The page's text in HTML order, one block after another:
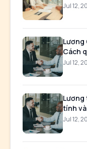
Jul 12,
Lương
Cách
Jul 12,
Lương
tính
Jul 12,